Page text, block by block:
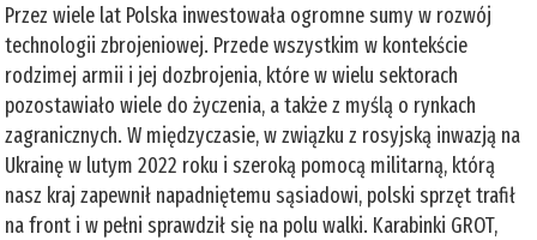
Przez wiele lat Polska inwestowała ogromne sumy w rozwój
technologii zbrojeniowej. Przede wszystkim w kontekście
rodzimej armii i jej dozbrojenia, które w wielu sektorach
pozostawiało wiele do życzenia, a także z myślą o rynkach
zagranicznych. W międzyczasie, w związku z rosyjską inwazją na
Ukrainę w lutym 2022 roku i szeroką pomocą militarną, którą
nasz kraj zapewnił napadniętemu sąsiadowi, polski sprzęt trafił
na front i w pełni sprawdził się na polu walki. Karabinki GROT,